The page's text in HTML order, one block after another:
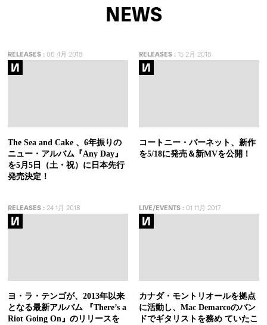
NEWS
RELEASES : 06 4月 2018
The Sea and Cake 、6年振りの
ニュー・アルバム『Any Day』
を5月5日（土・祝）に日本先行
発売決定！
RELEASES:15 2月 2018
コートニー・バーネット、新作
を5/18に発売＆新MVを公開！
RELEASES : 24 1月 2018
ヨ・ラ・テンゴが、2013年以来
となる最新アルバム 『There’s a
Riot Going On』のリリースを
LIVE/EVENTS:01 11月 2017
カナダ・モントリオールを拠点
に活動し、Mac Demarcoのバン
ドでギタリストを務め ていたこ